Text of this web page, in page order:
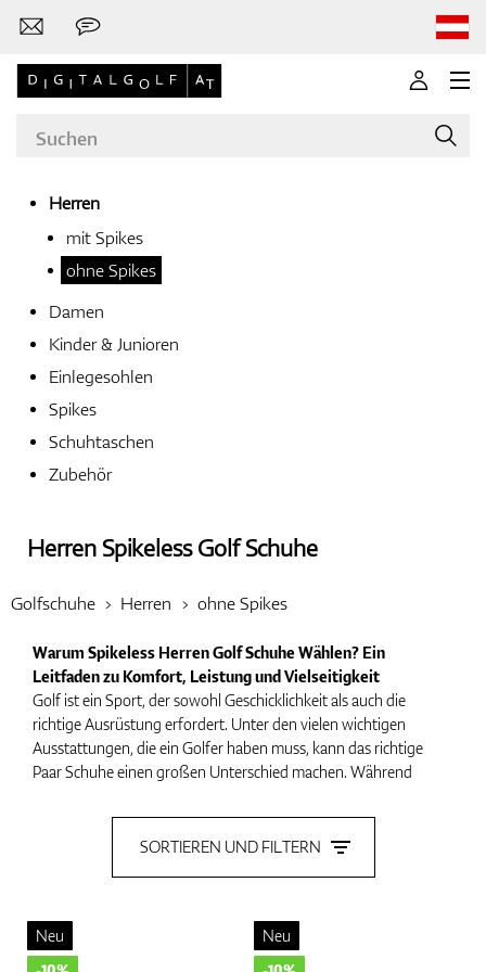
Handschuhe
Schuhe
Bälle
Bags
Trolleys
Herren
mit Spikes
ohne Spikes
Damen
Kinder & Junioren
Einlegesohlen
Spikes
Schuhtaschen
Zubehör
Herren Spikeless Golf Schuhe
Golfschuhe Herren ohne Spikes
Warum Spikeless Herren Golf Schuhe Wählen? Ein
Leitfaden zu Komfort, Leistung und Vielseitigkeit
Golf ist ein Sport, der sowohl Geschicklichkeit als auch die
richtige Ausrüstung erfordert. Unter den vielen wichtigen
Ausstattungen, die ein Golfer haben muss, kann das richtige
Paar Schuhe einen großen Unterschied machen. Während
beliebte Wahl waren, werden spikeless Herren Golf Schuhe
zunehmend zur bevorzugten Option für viele Spieler. Diese
1.Komfort für Lange Runden
SORTIEREN UND FILTERN
Neu
Neu